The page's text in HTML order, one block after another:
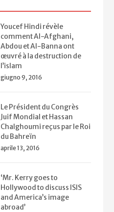
Youcef Hindi révèle
comment Al-Afghani,
Abdou et Al-Banna ont
œuvré à la destruction de
l’islam
giugno 9, 2016
Le Président du Congrès
Juif Mondial et Hassan
Chalghoumi reçus par le Roi
du Bahreïn
aprile 13, 2016
‘Mr. Kerry goes to
Hollywood to discuss ISIS
and America’s image
abroad’